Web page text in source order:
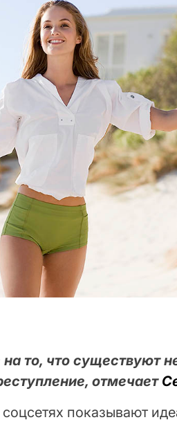
то, что существуют
отмечает
показывают